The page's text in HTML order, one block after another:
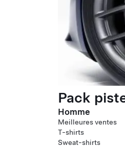
Pack
Homme
Meilleures ventes
T-shirts
Sweat-shirts